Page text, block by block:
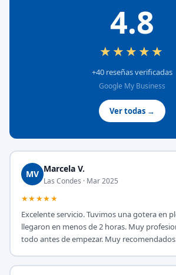
4.8
★★★★★
+40 reseñas verificadas
Google My Business
Ver todas →
MV Marcela V.
Las Condes · Mar 2025
★★★★★
Excelente servicio. Tuvimos una gotera en
llegaron en menos de 2 horas. Muy
todo antes de empezar. Muy